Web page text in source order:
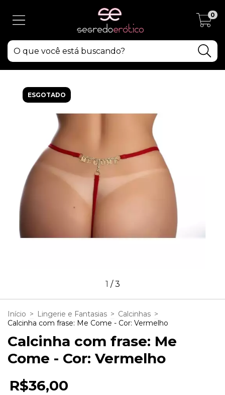
0
ESGOTADO
1 /3
Início > Lingerie e Fantasias > Calcinhas >
Calcinha com frase: Me Come - Cor: Vermelho
Calcinha com frase: Me
Come - Cor: Vermelho
R$36,00